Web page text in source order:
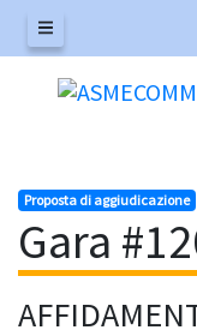
Menu
Proposta di aggiudicazione
Gara